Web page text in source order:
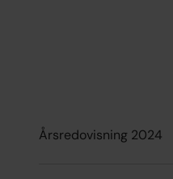
Årsredovisning 2024